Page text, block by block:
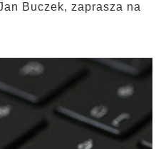
Buczek, zaprasza na